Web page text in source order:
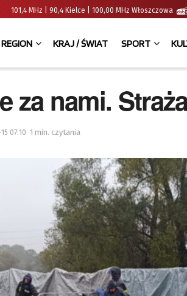
101,4 MHz | 90,4 Kielce | 100,00 MHz Włoszczowa
REGION KRAJ / ŚWIAT SPORT
za nami.
07:10 1 min. czytania